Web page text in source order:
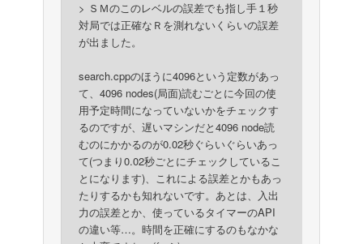
> ＳＭのこのレベルの誤差でも指し手１秒
対局では正確なＲを測れないくらいの誤差
が出ました。
search.cppのほうに4096という定数があっ
て、4096 nodes(局面)読むごとに今回の使
用予定時間になっていないかをチェックす
るのですが、遅いマシンだと4096 node読
むのにかかるのが0.02秒ぐらいぐらいあっ
て(つまり0.02秒ごとにチェックしているこ
とになります)、これによる誤差とかもあっ
たりするかも知れないです。あとは、入出
力の誤差とか、使っているタイマーのAPI
の違い等…。時間を正確にするのもなかな